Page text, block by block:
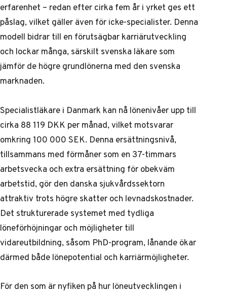
erfarenhet – redan efter cirka fem år i yrket ges ett
påslag, vilket gäller även för icke-specialister. Denna
modell bidrar till en förutsägbar karriärutveckling
och lockar många, särskilt svenska läkare som
jämför de högre grundlönerna med den svenska
marknaden.
Specialistläkare i Danmark kan nå lönenivåer upp till
cirka 88 119 DKK per månad, vilket motsvarar
omkring 100 000 SEK. Denna ersättningsnivå,
tillsammans med förmåner som en 37-timmars
arbetsvecka och extra ersättning för obekväm
arbetstid, gör den danska sjukvårdssektorn
attraktiv trots högre skatter och levnadskostnader.
Det strukturerade systemet med tydliga
löneförhöjningar och möjligheter till
vidareutbildning, såsom PhD-program, lånande ökar
därmed både lönepotential och karriärmöjligheter.
För den som är nyfiken på hur löneutvecklingen i